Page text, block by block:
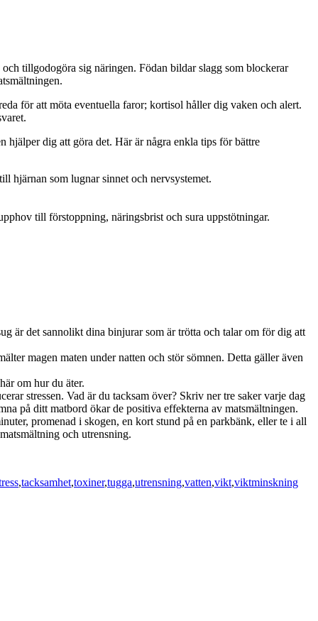
tillgodogöra sig näringen. Födan bildar slagg som blockerar
för att möta eventuella faror; kortisol håller dig vaken och alert.
dig att göra det. Här är några enkla tips för bättre
hjärnan som lugnar sinnet och nervsystemet.
till förstoppning, näringsbrist och sura uppstötningar.
är det sannolikt dina binjurar som är trötta och talar om för dig att
magen maten under natten och stör sömnen. Detta gäller även
om hur du äter.
stressen. Vad är du tacksam över? Skriv ner tre saker varje dag
på ditt matbord ökar de positiva effekterna av matsmältningen.
promenad i skogen, en kort stund på en parkbänk, eller te i all
och utrensning.
,tacksamhet,toxiner,tugga,utrensning,vatten,vikt,viktminskning